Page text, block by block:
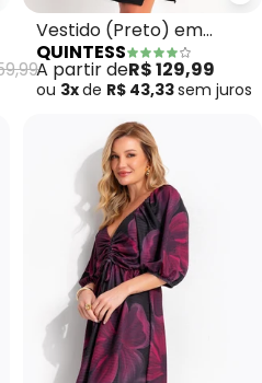
Vestido (Preto) em
Malha Texturizada
QUINTESS
A partir deR$ 129,99
ou 3xde R$ 43,33sem juros